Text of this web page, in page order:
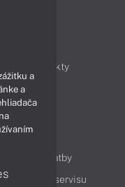
Produkty
a platby
Cenník servisu
a
a